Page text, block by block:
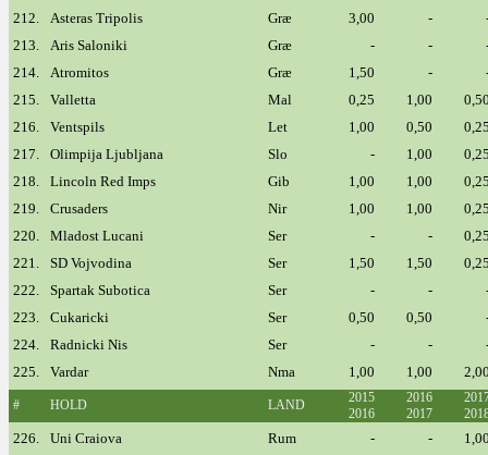
212.
Asteras Tripolis Græ 3,00 -
213.
Aris Saloniki Græ - -
214.
Atromitos Græ 1,50 -
215.
Valletta Mal 0,25 1,00
216.
Ventspils Let 1,00 0,50
217.
Olimpija Ljubljana Slo - 1,00
218.
Lincoln Red Imps Gib 1,00 1,00
219.
Crusaders Nir 1,00 1,00
220.
Mladost Lucani Ser - -
221.
SD Vojvodina Ser 1,50 1,50
222.
Spartak Subotica Ser - -
223.
Cukaricki Ser 0,50 0,50
224.
Radnicki Nis Ser - -
225.
Vardar Nma 1,00 1,00
# HOLD LAND
2015
2016
2016
2017
226. Uni Craiova Rum - -